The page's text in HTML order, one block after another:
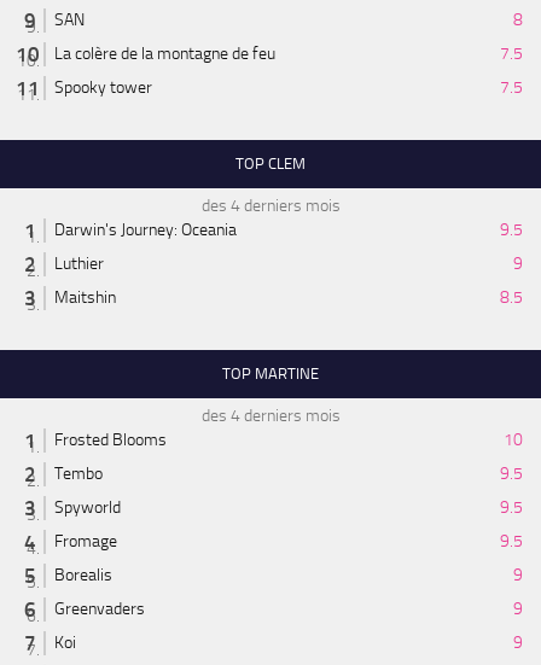
SAN
8
La colère de la montagne de feu
7.5
Spooky tower
7.5
TOP CLEM
des 4 derniers mois
Darwin's Journey: Oceania
9.5
Luthier
9
Maitshin
8.5
TOP MARTINE
des 4 derniers mois
Frosted Blooms
10
Tembo
9.5
Spyworld
9.5
Fromage
9.5
Borealis
9
Greenvaders
9
Koi
9